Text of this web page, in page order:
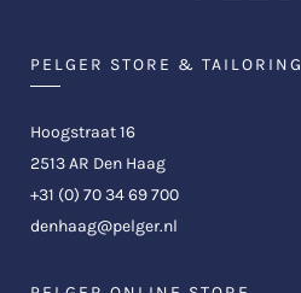
PELGER STORE & TAILORING
Hoogstraat 16
2513 AR Den Haag
+31 (0) 70 34 69 700
denhaag@pelger.nl